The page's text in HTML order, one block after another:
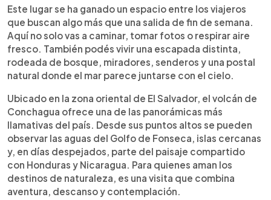
montaña y la posibilidad de ver amaneceres
únicos lo convierten en una escapada ideal para
familias, parejas y grupos de amigos. Es una
opción perfecta para desconectarte de la rutina y
disfrutar del oriente salvadoreño.
Este lugar se ha ganado un espacio entre los viajeros
que buscan algo más que una salida de fin de semana.
Aquí no solo vas a caminar, tomar fotos o respirar aire
fresco. También podés vivir una escapada distinta,
rodeada de bosque, miradores, senderos y una postal
natural donde el mar parece juntarse con el cielo.
Ubicado en la zona oriental de El Salvador, el volcán de
Conchagua ofrece una de las panorámicas más
llamativas del país. Desde sus puntos altos se pueden
observar las aguas del Golfo de Fonseca, islas cercanas
y, en días despejados, parte del paisaje compartido
con Honduras y Nicaragua. Para quienes aman los
destinos de naturaleza, es una visita que combina
aventura, descanso y contemplación.